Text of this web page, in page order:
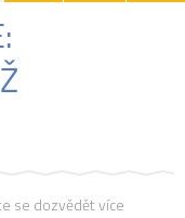
se dozvědět více